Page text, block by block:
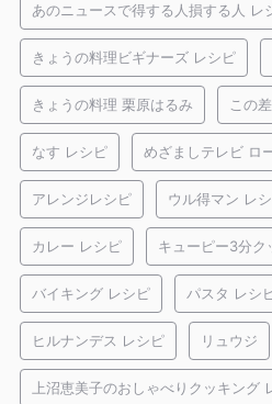
あのニュースで得する人損する人 レ
きょうの料理ビギナーズ レシピ
きょうの料理 栗原はるみ この
なす レシピ めざましテレビ ロ
アレンジレシピ ウル得マン レ
カレー レシピ キューピー3分ク
バイキング レシピ パスタ レシ
ヒルナンデス レシピ リュウジ
上沼恵美子のおしゃべりクッキング